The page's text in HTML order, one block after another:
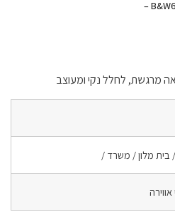
מרגשת, לחלל נקי ומעוצב
/ בית מלון / משרד /
אווירה